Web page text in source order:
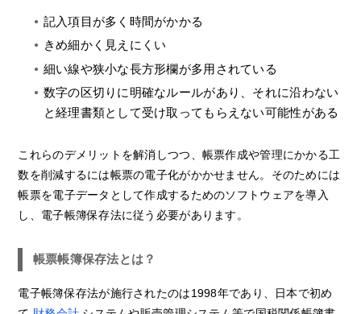
記入項目が多く時間がかかる
きめ細かく見えにくい
細い線や狭小な長方形欄が多用されている
数字の区切りに明確なルールがあり、それに沿わない
と経理書類として受け取ってもらえない可能性がある
これらのデメリットを解消しつつ、帳票作成や管理にかかる工
数を削減するには帳票の電子化がかかせません。そのためには
帳票を電子データとして作成するためのソフトウェアを導入
し、電子帳簿保存法に従う必要があります。
帳票帳簿保存法とは？
電子帳簿保存法が施行されたのは1998年であり、日本で初め